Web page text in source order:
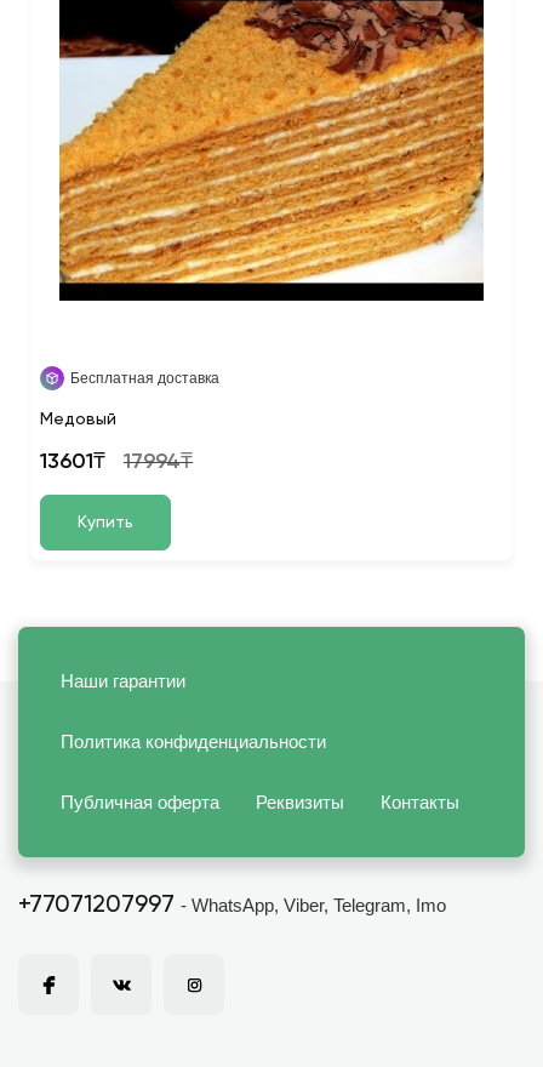
Бесплатная доставка
Медовый
13601₸ 17994₸
Купить
Наши гарантии
Политика конфиденциальности
Публичная оферта Реквизиты Контакты
+77071207997 - WhatsApp, Viber, Telegram, Imo